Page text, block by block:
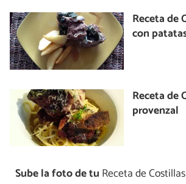
Receta de
con
Receta de
provenzal
Sube la foto de tu Receta de